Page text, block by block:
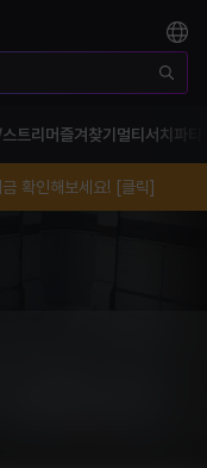
트리머 즐겨찾기 멀티서치 파티
확인해보세요! [클릭]